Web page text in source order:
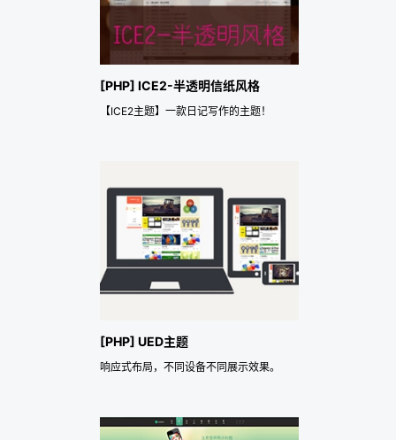
[PHP] ICE2-半透明信纸风格
【ICE2主题】一款日记写作的主题！
[PHP] UED主题
响应式布局，不同设备不同展示效果。